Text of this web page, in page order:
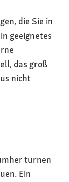
die Sie in
geeignetes
das groß
nicht
turnen
Ein